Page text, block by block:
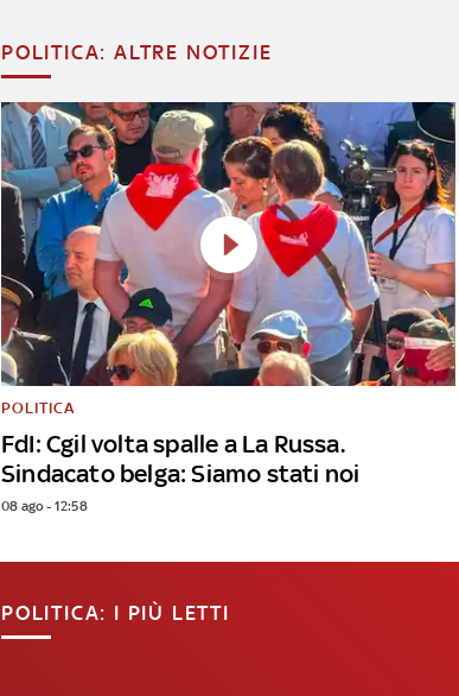
POLITICA: ALTRE NOTIZIE
FdI: Cgil volta spalle a La Russa.
Sindacato belga: Siamo stati noi
POLITICA
08 ago - 12:58
POLITICA: I PIÙ LETTI